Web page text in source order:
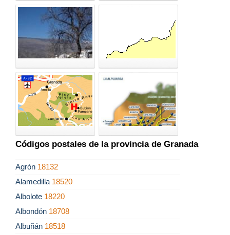
Códigos postales de la provincia de Granada
Agrón 18132
Alamedilla 18520
Albolote 18220
Albondón 18708
Albuñán 18518